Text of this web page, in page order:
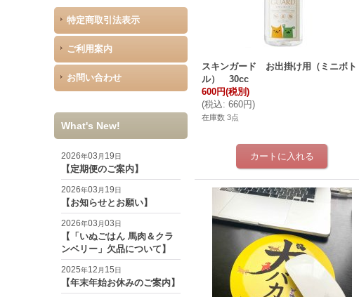
特定商取引法表示
ご利用案内
お問い合わせ
What's New!
2026年03 月 19日
【定期便のご案内】
2026年03 月 19日
【お知らせとお願い】
2026年03 月03日
【「いぬごはん 馬肉＆クラ
ンベリー」欠品について】
2025年12 月 15日
【年末年始お休みのご案内】
スキンガード お出掛け用（ミニボト
ル） 30cc
600円(税別)
(税込: 660円)
在庫数 3点